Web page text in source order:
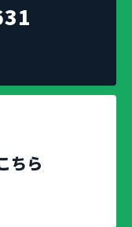
ちら